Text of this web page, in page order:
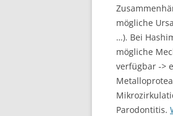
mögliche
…). Bei
mögliche
verfügbar ->
Parodontitis.